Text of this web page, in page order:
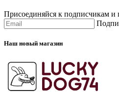
Присоединяйся к подписчикам и
Наш новый магазин